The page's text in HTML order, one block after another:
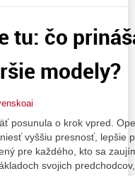
tu: čo
modely?
posunula o krok vpred.
vyššiu presnosť, lepšie
pre každého, kto sa
svojich